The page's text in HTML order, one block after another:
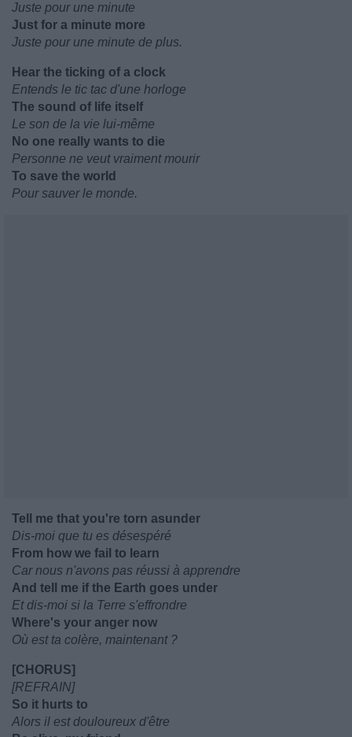
Juste pour une minute
Just for a minute more
Juste pour une minute de plus.
Hear the ticking of a clock
Entends le tic tac d'une horloge
The sound of life itself
Le son de la vie lui-même
No one really wants to die
Personne ne veut vraiment mourir
To save the world
Pour sauver le monde.
Tell me that you're torn asunder
Dis-moi que tu es désespéré
From how we fail to learn
Car nous n'avons pas réussi à apprendre
And tell me if the Earth goes under
Et dis-moi si la Terre s'effrondre
Where's your anger now
Où est ta colère, maintenant ?
[CHORUS]
[REFRAIN]
So it hurts to
Alors il est douloureux d'être